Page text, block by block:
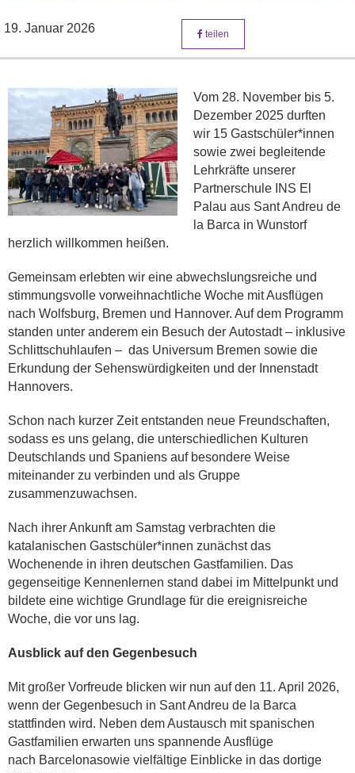
19. Januar 2026 teilen
Vom 28. November bis 5.
Dezember 2025 durften
wir 15 Gastschüler*innen
sowie zwei begleitende
Lehrkräfte unserer
Partnerschule INS El
Palau aus Sant Andreu de
la Barca in Wunstorf
herzlich willkommen heißen.
Gemeinsam erlebten wir eine abwechslungsreiche und
stimmungsvolle vorweihnachtliche Woche mit Ausflügen
nach Wolfsburg, Bremen und Hannover. Auf dem Programm
standen unter anderem ein Besuch der Autostadt – inklusive
Schlittschuhlaufen – das Universum Bremen sowie die
Erkundung der Sehenswürdigkeiten und der Innenstadt
Hannovers.
Schon nach kurzer Zeit entstanden neue Freundschaften,
sodass es uns gelang, die unterschiedlichen Kulturen
Deutschlands und Spaniens auf besondere Weise
miteinander zu verbinden und als Gruppe
zusammenzuwachsen.
Nach ihrer Ankunft am Samstag verbrachten die
katalanischen Gastschüler*innen zunächst das
Wochenende in ihren deutschen Gastfamilien. Das
gegenseitige Kennenlernen stand dabei im Mittelpunkt und
bildete eine wichtige Grundlage für die ereignisreiche
Woche, die vor uns lag.
Ausblick auf den Gegenbesuch
Mit großer Vorfreude blicken wir nun auf den 11. April 2026,
wenn der Gegenbesuch in Sant Andreu de la Barca
stattfinden wird. Neben dem Austausch mit spanischen
Gastfamilien erwarten uns spannende Ausflüge
nach Barcelonasowie vielfältige Einblicke in das dortige